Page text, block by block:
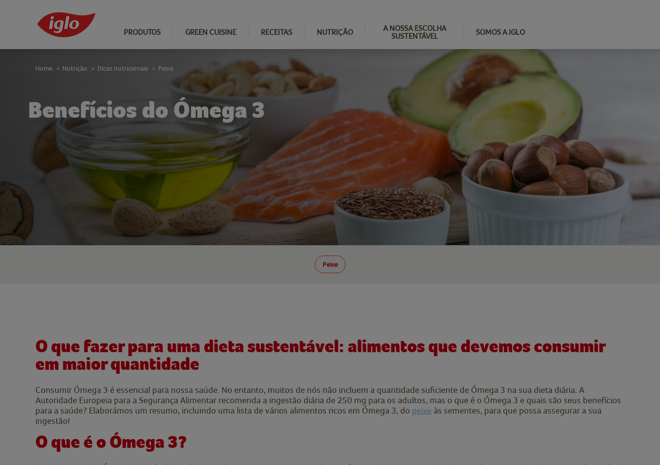
PRODUTOS GREEN CUISINE RECEITAS NUTRIÇÃO
A NOSSA ESCOLHA
SUSTENTÁVEL
SOMOS A IGLO
Benefícios do Ómega 3
Peixe
Home > Nutrição > Dicas nutricionais > Peixe
O que fazer para uma dieta sustentável: alimentos que devemos consumir
em maior quantidade
Consumir Ómega 3 é essencial para nossa saúde. No entanto, muitos de nós não incluem a quantidade suficiente de Ómega 3 na sua dieta diária. A
Autoridade Europeia para a Segurança Alimentar recomenda a ingestão diária de 250 mg para os adultos, mas o que é o Ómega 3 e quais são seus benefícios
para a saúde? Elaborámos um resumo, incluindo uma lista de vários alimentos ricos em Ómega 3, do peixe às sementes, para que possa assegurar a sua
ingestão!
O que é o Ómega 3?